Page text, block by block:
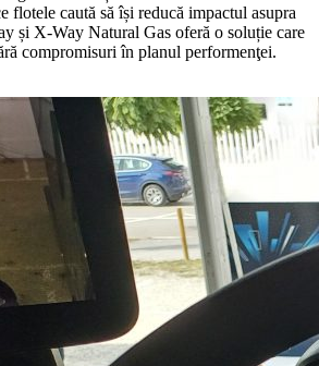
flotele caută să își reducă impactul asupra
și X-Way Natural Gas oferă o soluție care
compromisuri în planul performenţei.